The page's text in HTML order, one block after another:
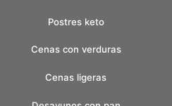
Postres keto
Cenas con verduras
Cenas ligeras